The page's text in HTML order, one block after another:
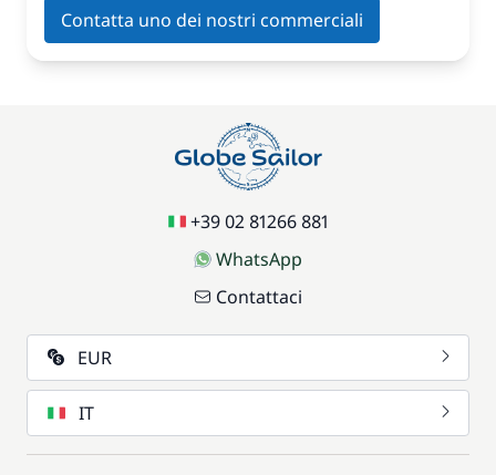
Contatta uno dei nostri commerciali
+39 02 81266 881
WhatsApp
Contattaci
EUR
IT